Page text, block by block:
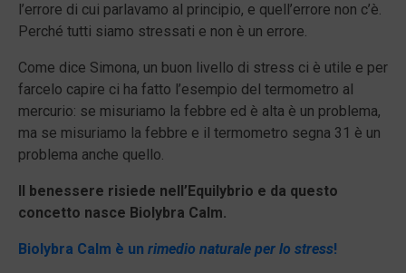
l’errore di cui parlavamo al principio, e quell’errore non c’è.
Perché tutti siamo stressati e non è un errore.
Come dice Simona, un buon livello di stress ci è utile e per
farcelo capire ci ha fatto l’esempio del termometro al
mercurio: se misuriamo la febbre ed è alta è un problema,
ma se misuriamo la febbre e il termometro segna 31 è un
problema anche quello.
Il benessere risiede nell’Equilybrio e da questo
concetto nasce Biolybra Calm.
Biolybra Calm è un rimedio naturale per lo stress!